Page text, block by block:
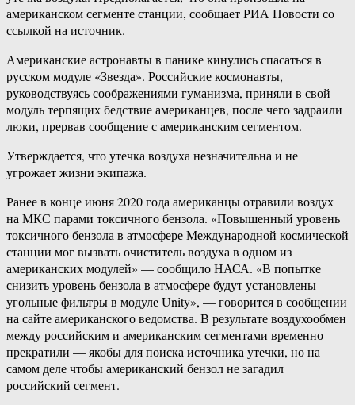
американском сегменте станции, сообщает РИА Новости со
ссылкой на источник.
Американские астронавты в панике кинулись спасаться в
русском модуле «Звезда». Российские космонавты,
руководствуясь соображениями гуманизма, приняли в свой
модуль терпящих бедствие американцев, после чего задраили
люки, прервав сообщение с американским сегментом.
Утверждается, что утечка воздуха незначительна и не
угрожает жизни экипажа.
Ранее в конце июня 2020 года американцы отравили воздух
на МКС парами токсичного бензола. «Повышенный уровень
токсичного бензола в атмосфере Международной космической
станции мог вызвать очиститель воздуха в одном из
американских модулей» — сообщило НАСА. «В попытке
снизить уровень бензола в атмосфере будут установлены
угольные фильтры в модуле Unity», — говорится в сообщении
на сайте американского ведомства. В результате воздухообмен
между российским и американским сегментами временно
прекратили — якобы для поиска источника утечки, но на
самом деле чтобы американский бензол не загадил
российский сегмент.